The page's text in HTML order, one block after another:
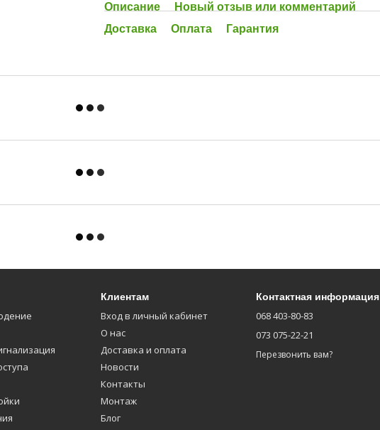
Описание
Новый отзыв или комментарий
Доставка
Оплата Гарантия
Клиентам
Вход в личный кабинет
О нас
Доставка и оплата
Новости
Контакты
Монтаж
Блог
Контактная информация
068 403-80-83
073 075-22-21
Перезвонить вам?